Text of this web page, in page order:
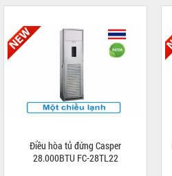
Điều hòa tủ đứng Casper
28.000BTU FC-28TL22